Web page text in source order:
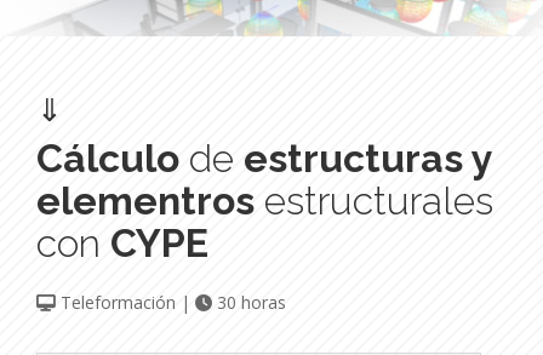
⇓
Cálculo de estructuras y
elementros estructurales
con CYPE
Teleformación | 30 horas